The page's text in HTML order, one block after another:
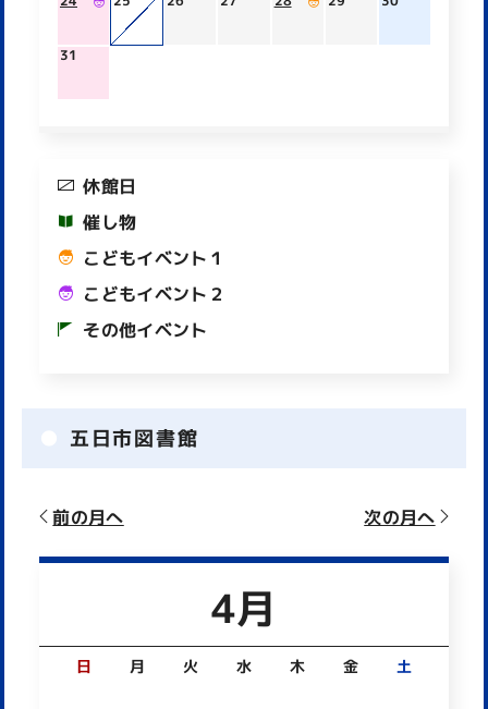
31
休館日
催し物
こどもイベント１
こどもイベント２
その他イベント
五日市図書館
前の月へ 次の月へ
4月
日 月 火 水 木 金 土